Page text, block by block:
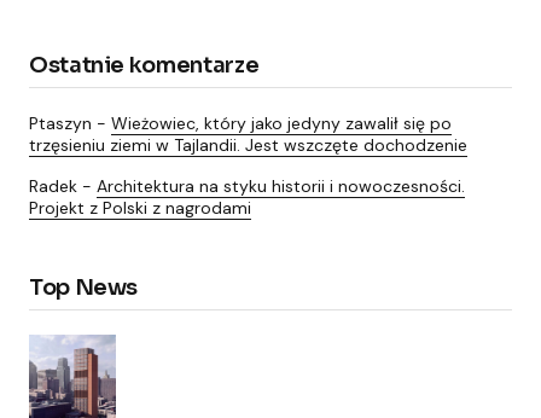
Ostatnie komentarze
Ptaszyn - Wieżowiec, który jako jedyny zawalił się po
trzęsieniu ziemi w Tajlandii. Jest wszczęte dochodzenie
Radek - Architektura na styku historii i nowoczesności.
Projekt z Polski z nagrodami
Top News